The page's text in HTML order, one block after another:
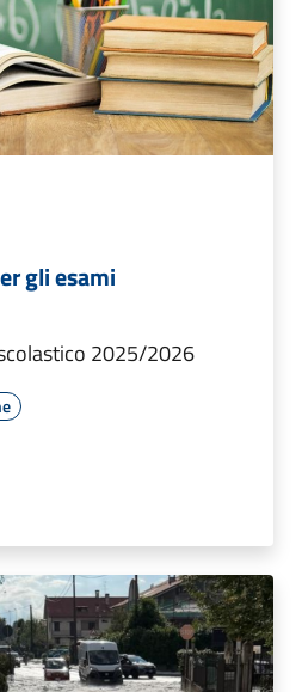
gli esami
2025/2026